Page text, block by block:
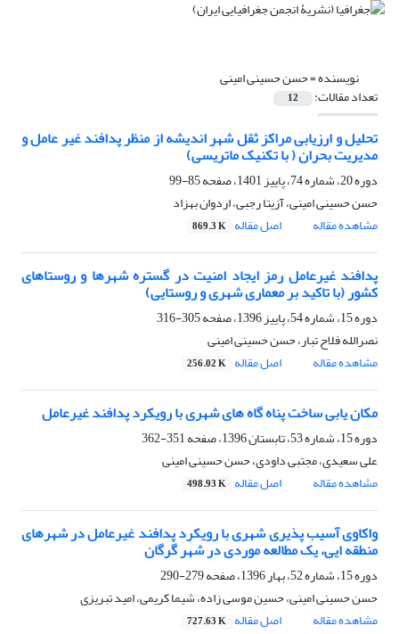
نویسنده =حسن حسینی امینی
تعداد مقالات: 12
تحلیل و ارزیابی مراکز ثقل شهر اندیشه از منظر پدافند غیر عامل و
مدیریت بحران ( با تکنیک ماتریسی)
دوره 20، شماره 74، پاییز 1401، صفحه
85-99
حسن حسینی امینی، آزیتا رجبی، اردوان بهزاد
مشاهده مقاله
اصل مقاله 869.3 K
پدافند غیرعامل رمز ایجاد امنیت در گستره شهرها و روستاهای
کشور (با تاکید بر معماری شهری و روستایی)
دوره 15، شماره 54، پاییز 1396، صفحه
305-316
نصرالله فلاح تبار، حسن حسینی امینی
مشاهده مقاله
اصل مقاله 256.02 K
مکان یابی ساخت پناه گاه های شهری با رویکرد پدافند غیرعامل
دوره 15، شماره 53، تابستان 1396، صفحه
351-362
علی سعیدی، مجتبی داودی، حسن حسینی امینی
مشاهده مقاله
اصل مقاله 498.93 K
واکاوی آسیب پذیری شهری با رویکرد پدافند غیرعامل در شهرهای
منطقه ایی، یک مطالعه موردی در شهر گرگان
دوره 15، شماره 52، بهار 1396، صفحه
279-290
حسن حسینی امینی، حسین موسی زاده، شیما کریمی، امید تبریزی
مشاهده مقاله
اصل مقاله 727.63 K